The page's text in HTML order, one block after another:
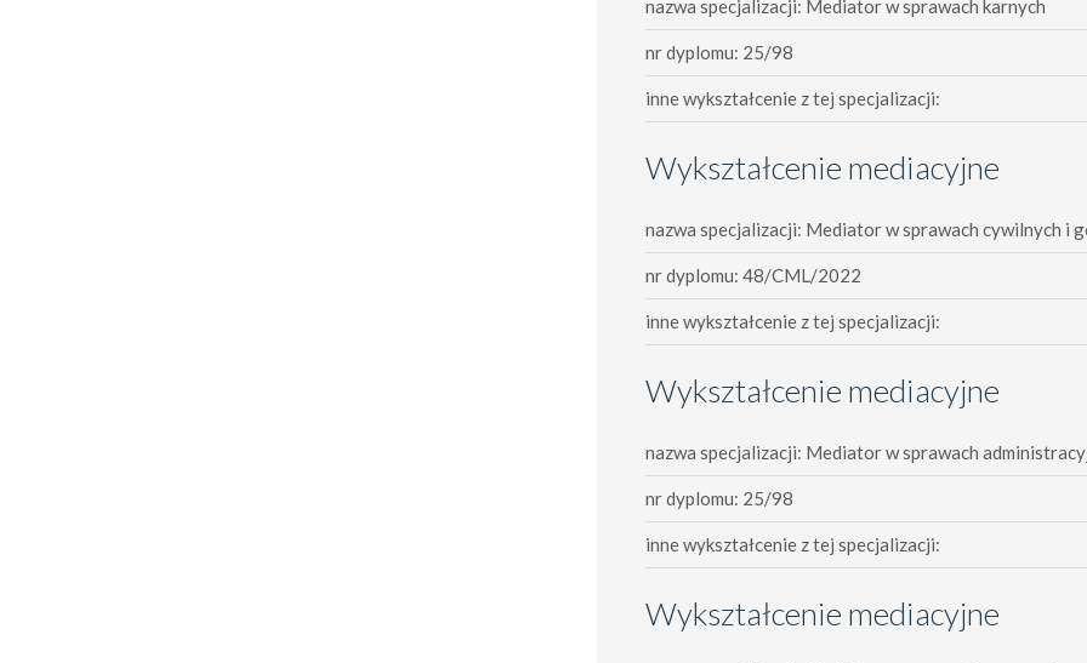
nazwa specjalizacji: Mediator w sprawach karnych
nr dyplomu: 25/98
inne wykształcenie z tej specjalizacji:
Wykształcenie mediacyjne
nazwa specjalizacji: Mediator w sprawach cywilnych i
nr dyplomu: 48/CML/2022
inne wykształcenie z tej specjalizacji:
Wykształcenie mediacyjne
nazwa specjalizacji: Mediator w sprawach
nr dyplomu: 25/98
inne wykształcenie z tej specjalizacji:
Wykształcenie mediacyjne